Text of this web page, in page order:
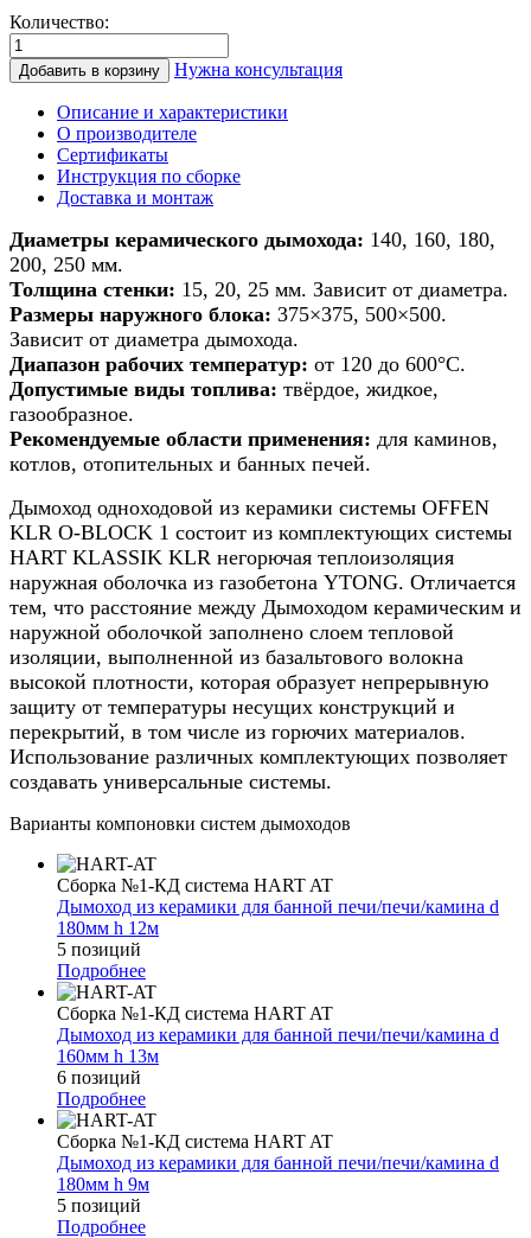
Количество:
Количество
товара
Дымоход
керамики
печи/
камина/
d
140мм
h
14м
Добавить в корзину Нужна консультация
Описание и характеристики
О производителе
Сертификаты
Инструкция по сборке
Доставка и монтаж
Диаметры керамического дымохода: 140, 160, 180,
200, 250 мм.
Толщина стенки: 15, 20, 25 мм. Зависит от диаметра.
Размеры наружного блока: 375×375, 500×500.
Зависит от диаметра дымохода.
Диапазон рабочих температур: от 120 до 600°С.
Допустимые виды топлива: твёрдое, жидкое,
газообразное.
Рекомендуемые области применения: для каминов,
котлов, отопительных и банных печей.
Дымоход одноходовой из керамики системы OFFEN
KLR О-BLOCK 1 состоит из комплектующих системы
HART KLASSIK KLR негорючая теплоизоляция
наружная оболочка из газобетона YTONG. Отличается
тем, что расстояние между Дымоходом керамическим и
наружной оболочкой заполнено слоем тепловой
изоляции, выполненной из базальтового волокна
высокой плотности, которая образует непрерывную
защиту от температуры несущих конструкций и
перекрытий, в том числе из горючих материалов.
Использование различных комплектующих позволяет
создавать универсальные системы.
Варианты компоновки систем дымоходов
Сборка №1-КД система HART AT
Дымоход из керамики для банной печи/печи/камина d
180мм h 12м
5 позиций
Подробнее
Сборка №1-КД система HART AT
Дымоход из керамики для банной печи/печи/камина d
160мм h 13м
6 позиций
Подробнее
Сборка №1-КД система HART AT
Дымоход из керамики для банной печи/печи/камина d
180мм h 9м
5 позиций
Подробнее